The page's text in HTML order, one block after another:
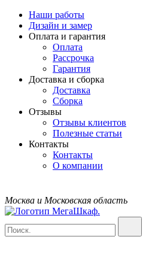
Наши работы
Дизайн и замер
Оплата и гарантия
Оплата
Рассрочка
Гарантия
Доставка и сборка
Доставка
Сборка
Отзывы
Отзывы клиентов
Полезные статьи
Контакты
Контакты
О компании
Москва и Московская область